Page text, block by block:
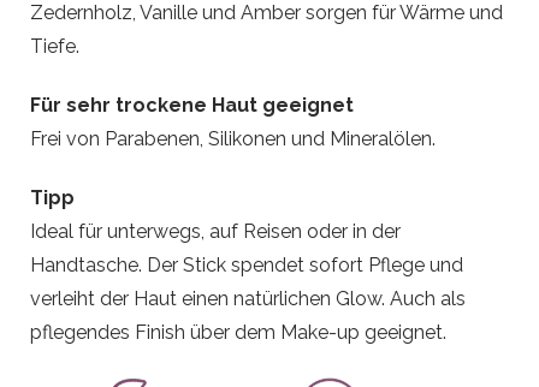
Zedernholz, Vanille und Amber sorgen für Wärme und
Tiefe.
Für sehr trockene Haut geeignet
Frei von Parabenen, Silikonen und Mineralölen.
Tipp
Ideal für unterwegs, auf Reisen oder in der
Handtasche. Der Stick spendet sofort Pflege und
verleiht der Haut einen natürlichen Glow. Auch als
pflegendes Finish über dem Make-up geeignet.